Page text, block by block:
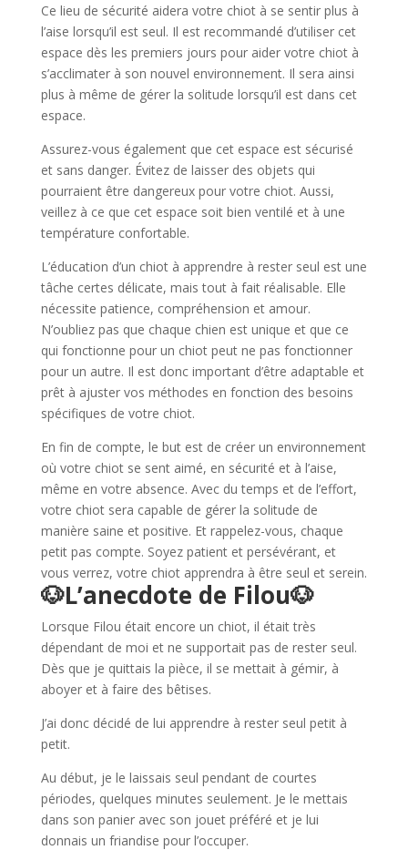
Ce lieu de sécurité aidera votre chiot à se sentir plus à
l’aise lorsqu’il est seul. Il est recommandé d’utiliser cet
espace dès les premiers jours pour aider votre chiot à
s’acclimater à son nouvel environnement. Il sera ainsi
plus à même de gérer la solitude lorsqu’il est dans cet
espace.
Assurez-vous également que cet espace est sécurisé
et sans danger. Évitez de laisser des objets qui
pourraient être dangereux pour votre chiot. Aussi,
veillez à ce que cet espace soit bien ventilé et à une
température confortable.
L’éducation d’un chiot à apprendre à rester seul est une
tâche certes délicate, mais tout à fait réalisable. Elle
nécessite patience, compréhension et amour.
N’oubliez pas que chaque chien est unique et que ce
qui fonctionne pour un chiot peut ne pas fonctionner
pour un autre. Il est donc important d’être adaptable et
prêt à ajuster vos méthodes en fonction des besoins
spécifiques de votre chiot.
En fin de compte, le but est de créer un environnement
où votre chiot se sent aimé, en sécurité et à l’aise,
même en votre absence. Avec du temps et de l’effort,
votre chiot sera capable de gérer la solitude de
manière saine et positive. Et rappelez-vous, chaque
petit pas compte. Soyez patient et persévérant, et
vous verrez, votre chiot apprendra à être seul et serein.
🐶L’anecdote de Filou🐶
Lorsque Filou était encore un chiot, il était très
dépendant de moi et ne supportait pas de rester seul.
Dès que je quittais la pièce, il se mettait à gémir, à
aboyer et à faire des bêtises.
J’ai donc décidé de lui apprendre à rester seul petit à
petit.
Au début, je le laissais seul pendant de courtes
périodes, quelques minutes seulement. Je le mettais
dans son panier avec son jouet préféré et je lui
donnais un friandise pour l’occuper.